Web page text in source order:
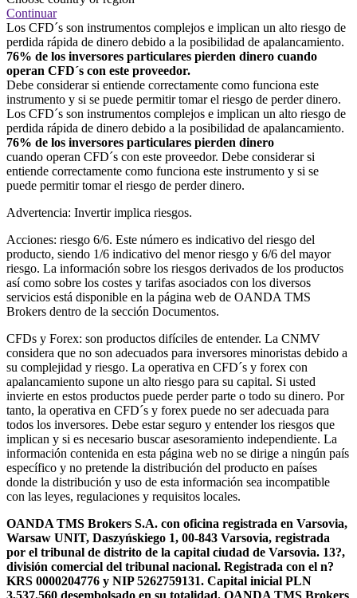
Continuar
Los CFD´s son instrumentos complejos e implican un alto riesgo de
perdida rápida de dinero debido a la posibilidad de apalancamiento.
76% de los inversores particulares pierden dinero cuando
operan CFD´s con este proveedor.
Debe considerar si entiende correctamente como funciona este
instrumento y si se puede permitir tomar el riesgo de perder dinero.
Los CFD´s son instrumentos complejos e implican un alto riesgo de
perdida rápida de dinero debido a la posibilidad de apalancamiento.
76% de los inversores particulares pierden dinero
cuando operan CFD´s con este proveedor. Debe considerar si
entiende correctamente como funciona este instrumento y si se
puede permitir tomar el riesgo de perder dinero.
Advertencia: Invertir implica riesgos.
Acciones: riesgo 6/6. Este número es indicativo del riesgo del
producto, siendo 1/6 indicativo del menor riesgo y 6/6 del mayor
riesgo. La información sobre los riesgos derivados de los productos
así como sobre los costes y tarifas asociados con los diversos
servicios está disponible en la página web de OANDA TMS
Brokers dentro de la sección Documentos.
CFDs y Forex: son productos difíciles de entender. La CNMV
considera que no son adecuados para inversores minoristas debido a
su complejidad y riesgo. La operativa en CFD´s y forex con
apalancamiento supone un alto riesgo para su capital. Si usted
invierte en estos productos puede perder parte o todo su dinero. Por
tanto, la operativa en CFD´s y forex puede no ser adecuada para
todos los inversores. Debe estar seguro y entender los riesgos que
implican y si es necesario buscar asesoramiento independiente. La
información contenida en esta página web no se dirige a ningún país
específico y no pretende la distribución del producto en países
donde la distribución y uso de esta información sea incompatible
con las leyes, regulaciones y requisitos locales.
OANDA TMS Brokers S.A. con oficina registrada en Varsovia,
Warsaw UNIT, Daszyńskiego 1, 00-843 Varsovia, registrada
por el tribunal de distrito de la capital ciudad de Varsovia. 13?,
división comercial del tribunal nacional. Registrada con el n?
KRS 0000204776 y NIP 5262759131. Capital inicial PLN